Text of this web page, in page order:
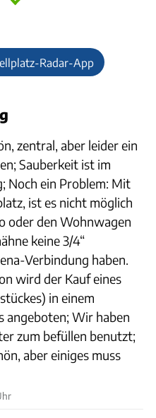
Radar-App
zentral, aber leider ein
Sauberkeit ist im
Noch ein Problem: Mit
ist es nicht möglich
oder den Wohnwagen
keine 3/4“
Verbindung haben.
wird der Kauf eines
in einem
angeboten; Wir haben
zum befüllen benutzt;
aber einiges muss